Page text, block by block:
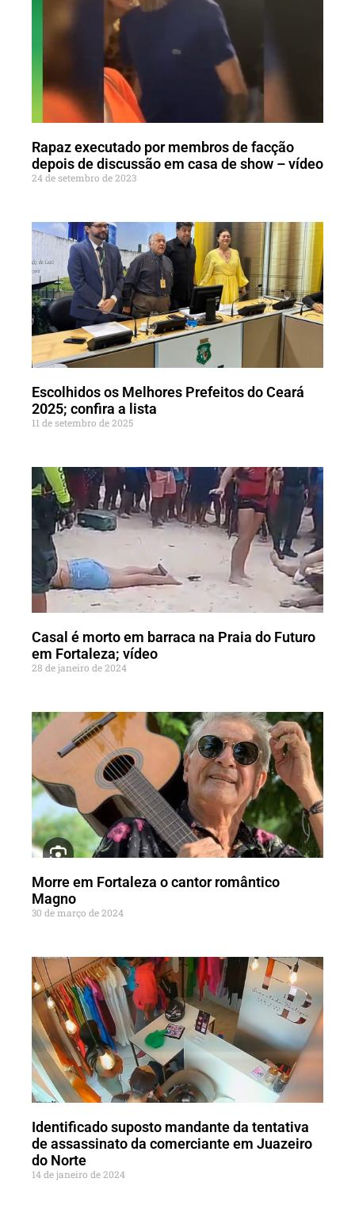
Rapaz executado por membros de facção
depois de discussão em casa de show – vídeo
24 de setembro de 2023
Escolhidos os Melhores Prefeitos do Ceará
2025; confira a lista
11 de setembro de 2025
Casal é morto em barraca na Praia do Futuro
em Fortaleza; vídeo
28 de janeiro de 2024
Morre em Fortaleza o cantor romântico
Magno
30 de março de 2024
Identificado suposto mandante da tentativa
de assassinato da comerciante em Juazeiro
do Norte
14 de janeiro de 2024